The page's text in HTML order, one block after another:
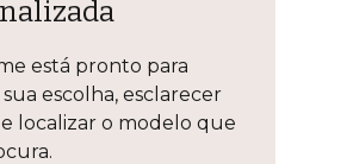
está pronto para
escolha, esclarecer
localizar o modelo que